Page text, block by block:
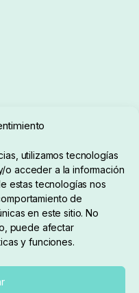
utilizamos tecnologías
o acceder a la información
estas tecnologías nos
de
en este sitio. No
puede afectar
y funciones.